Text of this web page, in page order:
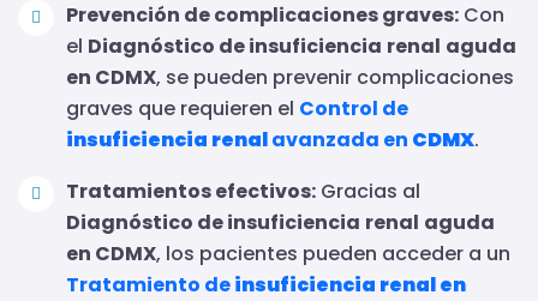
Prevención de complicaciones graves: Con
el Diagnóstico de insuficiencia renal aguda
en CDMX, se pueden prevenir complicaciones
graves que requieren el Control de
insuficiencia renalavanzada en CDMX.
Tratamientos efectivos: Gracias al
Diagnóstico de insuficiencia renal aguda
en CDMX, los pacientes pueden acceder a un
Tratamiento deinsuficiencia renal en